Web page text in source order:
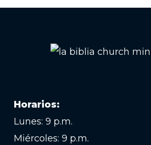
Horarios:
Lunes: 9 p.m.
Miércoles: 9 p.m.